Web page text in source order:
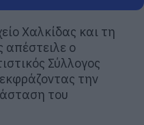
Χαλκίδας και τη
απέστειλε ο
Σύλλογος
την
του